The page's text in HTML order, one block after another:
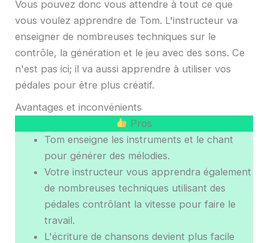
Vous pouvez donc vous attendre à tout ce que
vous voulez apprendre de Tom. L'instructeur va
enseigner de nombreuses techniques sur le
contrôle, la génération et le jeu avec des sons. Ce
n'est pas ici; il va aussi apprendre à utiliser vos
pédales pour être plus créatif.
Avantages et inconvénients
Pros
Tom enseigne les instruments et le chant
pour générer des mélodies.
Votre instructeur vous apprendra également
de nombreuses techniques utilisant des
pédales contrôlant la vitesse pour faire le
travail.
L'écriture de chansons devient plus facile